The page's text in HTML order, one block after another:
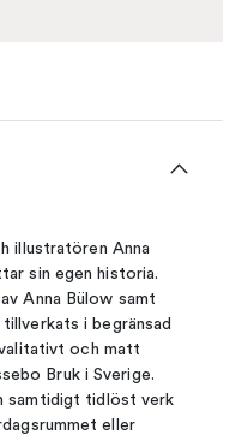
illustratören Anna
sin egen historia.
Anna Bülow samt
i begränsad
och matt
Bruk i Sverige.
samtidigt tidlöst verk
eller